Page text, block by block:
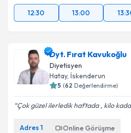
12:30
13:00
Dyt. Fırat Kavukoğlu
Diyetisyen
Hatay, İskenderun
5 (62 Değerlendirme)
Çok güzel ilerledik haftada , kilo
Adres 1 Online Görüşme